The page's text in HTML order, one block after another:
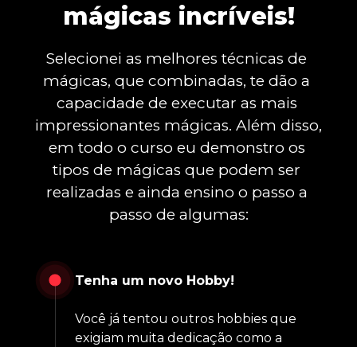
mágicas incríveis!
Selecionei as melhores técnicas de
mágicas, que combinadas, te dão a
capacidade de executar as mais
impressionantes mágicas. Além disso,
em todo o curso eu demonstro os
tipos de mágicas que podem ser
realizadas e ainda ensino o passo a
passo de algumas:
Tenha um novo Hobby!
Você já tentou outros hobbies que
exigiam muita dedicação como a